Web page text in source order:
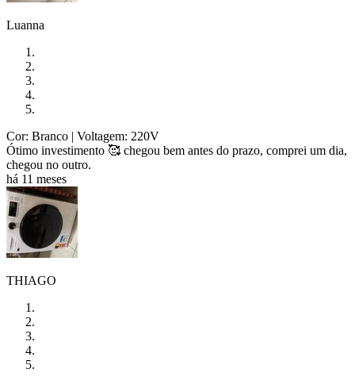
Luanna
Cor: Branco | Voltagem: 220V
Ótimo investimento 🥰 chegou bem antes do prazo, comprei um dia,
chegou no outro.
há 11 meses
THIAGO